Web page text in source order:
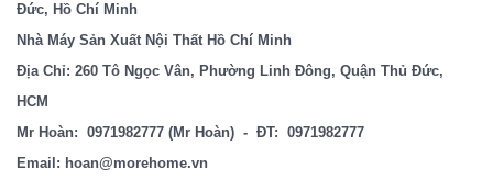
Đức, Hồ Chí Minh
Nhà Máy Sản Xuất Nội Thất Hồ Chí Minh
Địa Chỉ: 260 Tô Ngọc Vân, Phường Linh Đông, Quận Thủ Đức,
HCM
Mr Hoàn: 0971982777 (Mr Hoàn) - ĐT: 0971982777
Email: hoan@morehome.vn